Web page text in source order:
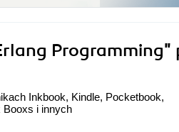
Programming"
Inkbook, Kindle, Pocketbook,
Booxs i innych